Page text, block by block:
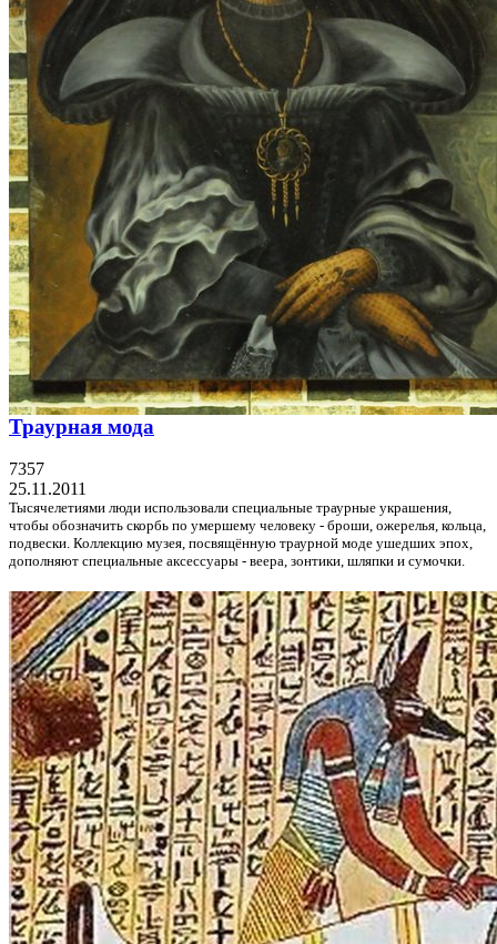
Траурная мода
7357
25.11.2011
Тысячелетиями люди использовали специальные траурные украшения,
чтобы обозначить скорбь по умершему человеку - броши, ожерелья, кольца,
подвески. Коллекцию музея, посвящённую траурной моде ушедших эпох,
дополняют специальные аксессуары - веера, зонтики, шляпки и сумочки.